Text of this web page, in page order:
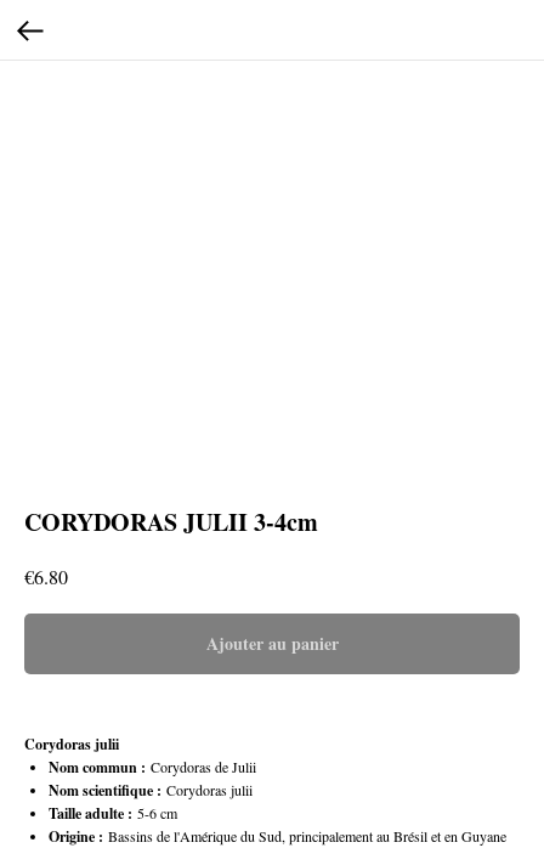
CORYDORAS JULII 3-4cm
€6.80
Ajouter au panier
Corydoras julii
Nom commun : Corydoras de Julii
Nom scientifique : Corydoras julii
Taille adulte : 5-6 cm
Origine : Bassins de l'Amérique du Sud, principalement au Brésil et en Guyane